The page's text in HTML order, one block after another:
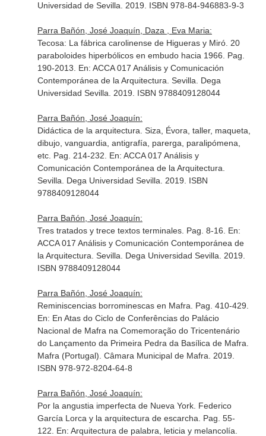
Universidad de Sevilla. 2019. ISBN 978-84-946883-9-3
Parra Bañón, José Joaquín, Daza , Eva Maria:
Tecosa: La fábrica carolinense de Higueras y Miró. 20
paraboloides hiperbólicos en embudo hacia 1966. Pag.
190-2013. En: ACCA 017 Análisis y Comunicación
Contemporánea de la Arquitectura . Sevilla. Dega
Universidad Sevilla. 2019. ISBN 9788409128044
Parra Bañón, José Joaquín:
Didáctica de la arquitectura. Siza, Évora, taller, maqueta,
dibujo, vanguardia, antigrafía, parerga, paralipómena,
etc. Pag. 214-232. En: ACCA 017 Análisis y
Comunicación Contemporánea de la Arquitectura
Sevilla. Dega Universidad Sevilla. 2019. ISBN
9788409128044
Parra Bañón, José Joaquín:
Tres tratados y trece textos terminales. Pag. 8-16. En:
ACCA 017 Análisis y Comunicación Contemporánea de
la Arquitectura . Sevilla. Dega Universidad Sevilla. 2019.
ISBN 9788409128044
Parra Bañón, José Joaquín:
Reminiscencias borrominescas en Mafra. Pag. 410-429.
En: En Atas do Ciclo de Conferências do Palácio
Nacional de Mafra na Comemoração do Tricentenário
do Lançamento da Primeira Pedra da Basílica de Mafra
Mafra (Portugal). Câmara Municipal de Mafra. 2019.
ISBN 978-972-8204-64-8
Parra Bañón, José Joaquín:
Por la angustia imperfecta de Nueva York. Federico
García Lorca y la arquitectura de escarcha. Pag. 55-
122. En: Arquitectura de palabra, leticia y melancolía